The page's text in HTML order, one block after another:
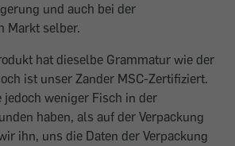
und auch bei der
Markt selber.
hat dieselbe Grammatur wie der
ist unser Zander MSC-Zertifiziert.
weniger Fisch in der
haben, als auf der Verpackung
ihn, uns die Daten der Verpackung